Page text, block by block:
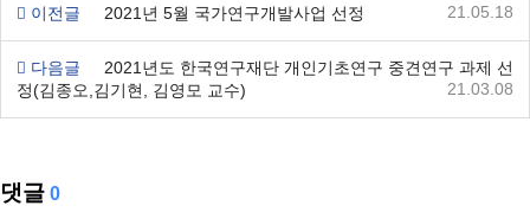
이전글 2021년 5월 국가연구개발사업 선정 21.05.18
다음글
2021년도 한국연구재단 개인기초연구 중견연구 과제 선
정(김종오,김기현, 김영모 교수)
21.03.08
댓글 0